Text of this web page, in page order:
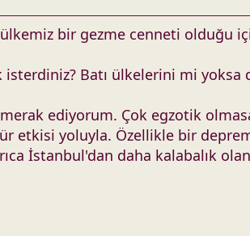
a
ş
a
a
n
ç
a
i
h
i
bir gezme cenneti olduğu
isterdiniz? Batı ülkelerini mi
merak ediyorum. Çok egzotik
etkisi yoluyla. Özellikle bir
İstanbul'dan daha kalabalık